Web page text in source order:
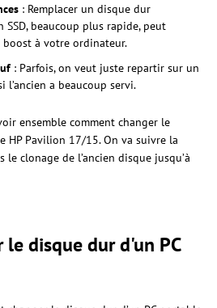
: Remplacer un disque dur
SSD, beaucoup plus rapide, peut
à votre ordinateur.
: Parfois, on veut juste repartir sur un
a beaucoup servi.
ensemble comment changer le
HP Pavilion 17/15. On va suivre la
le clonage de l’ancien disque jusqu’à
disque dur d'un PC